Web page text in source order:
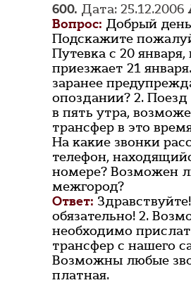
600. Дата: 25.12.2006
Вопрос: Добрый
Подскажите
Путевка с 20 января,
приезжает 21
заранее
опоздании? 2.
в пять утра,
трансфер в это
На какие звонки
телефон,
номере? Возможен
межгород?
Ответ:
обязательно! 2.
необходимо
трансфер с нашего
Возможны любые
платная.